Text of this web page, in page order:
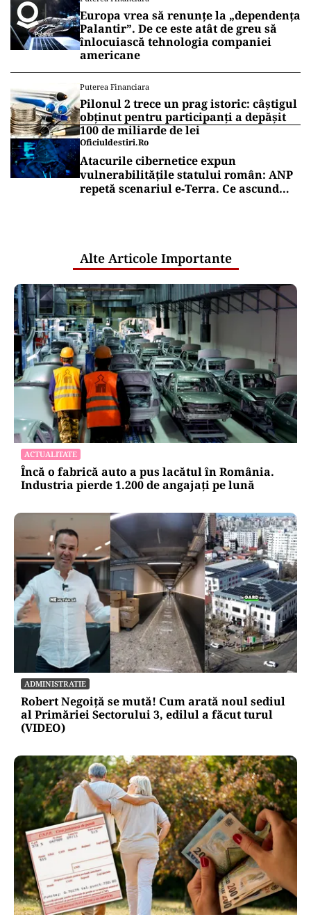
Europa vrea să renunțe la „dependența
Palantir”. De ce este atât de greu să
înlocuiască tehnologia companiei
americane
Puterea Financiara
Pilonul 2 trece un prag istoric: câștigul
obținut pentru participanți a depășit
100 de miliarde de lei
Oficiuldestiri.ro
Atacurile cibernetice expun
vulnerabilitățile statului român: ANP
repetă scenariul e‑Terra. Ce ascund
Alte Articole Importante
ACTUALITATE
Încă o fabrică auto a pus lacătul în România.
Industria pierde 1.200 de angajați pe lună
ADMINISTRATIE
Robert Negoiță se mută! Cum arată noul sediul
al Primăriei Sectorului 3, edilul a făcut turul
(VIDEO)